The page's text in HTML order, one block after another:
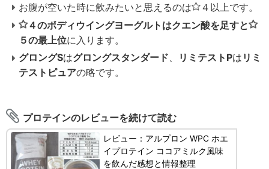
お腹が空いた時に飲みたいと思えるのは
４ 以上です。
４のボディウイングヨーグルトはクエン酸を足すと
５の最上位に入ります。
グロングSはグロングスタンダード リミテストPは リミ
テストピュアの略です。
プロテインのレビューを続けて読む
レビュー：アルプロン WPC ホエ
イプロテイン ココアミルク風味
を飲んだ感想と情報整理